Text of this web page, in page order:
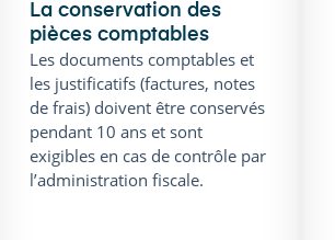
La conservation des
pièces comptables
Les documents comptables et
les justificatifs (factures, notes
de frais) doivent être conservés
pendant 10 ans et sont
exigibles en cas de contrôle par
l’administration fiscale.